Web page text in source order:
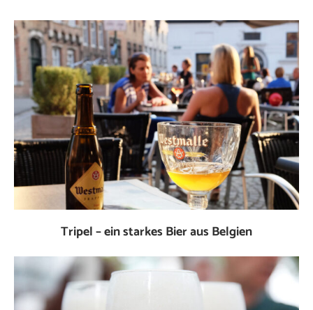
Tripel – ein starkes Bier aus Belgien